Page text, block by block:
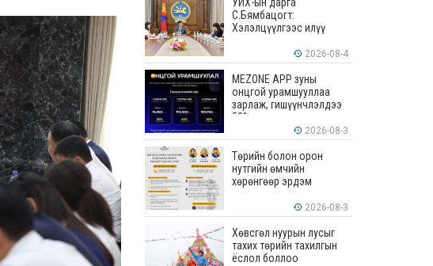
УИХ-ын дарга
С.Бямбацогт:
Хэлэлцүүлгээс илүү
илүү бодит үр дүн чухал
2026-08-4
MEZONE APP зуны
онцгой урамшууллаа
зарлаж, гишүүнчлэлдээ
50% хүртэлх хөнгөлөлт
үзүүлж эхэллээ 2026-08-3
Төрийн болон орон
нутгийн өмчийн
хөрөнгөөр эрдэм
ажил хийхэд тендерийн
болон гүйцэтгэлийн
баталгаа гаргахгүй
2026-08-3
Хөвсгөл нуурын лусыг
тахих төрийн тахилгын
ёслол боллоо